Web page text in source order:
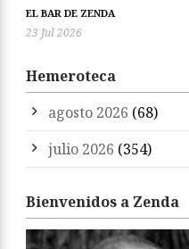
EL BAR DE ZENDA
23 Jul 2026
Hemeroteca
agosto 2026 (68)
julio 2026 (354)
Bienvenidos a Zenda